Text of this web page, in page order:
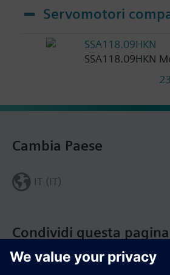
Servomotori
SSA118.09HKN
SSA118.09HKN
Condividi questa
Cambia Paese
IT (IT)